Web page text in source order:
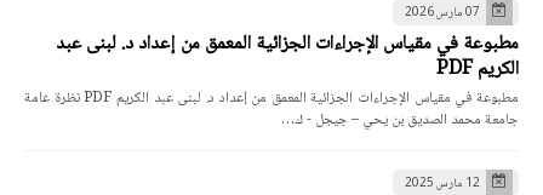
07 مارس 2026
مطبوعة في مقياس الإجراءات الجزائية المعمق من إعداد د. لبنى عبد
الكريم PDF
مطبوعة في مقياس الإجراءات الجزائية المعمق من إعداد د. لبنى عبد الكريم PDF نظرة عامة
جامعة محمد الصديق بن يحي – جيجل - ك…
12 مارس 2025